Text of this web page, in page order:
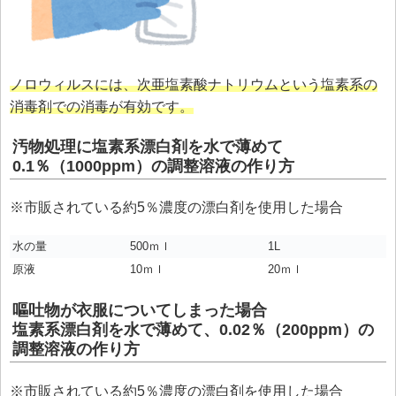
ノロウィルスには、次亜塩素酸ナトリウムという塩素系の
消毒剤での消毒が有効です。
汚物処理に塩素系漂白剤を水で薄めて
0.1％（1000ppm）の調整溶液の作り方
※市販されている約5％濃度の漂白剤を使用した場合
水の量 500ｍｌ
1L
原液
10ｍｌ 20ｍｌ
嘔吐物が衣服についてしまった場合
塩素系漂白剤を水で薄めて、0.02％（200ppm）の
調整溶液の作り方
※市販されている約5％濃度の漂白剤を使用した場合